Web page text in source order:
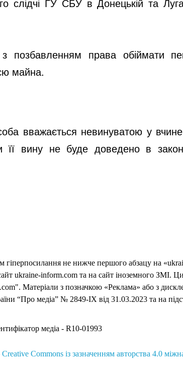
позбавленням права обіймати
майна.
вважається невинуватою у
її вину не буде доведено в
гіперпосилання не нижче першого абзацу на
ukraine-inform.com та на сайт іноземного ЗМІ.
Матеріали з позначкою «Реклама» або з
“Про медіа” № 2849-IX від 31.03.2023 та на
медіа - R10-01993
Creative Commons із зазначенням авторства 4.0